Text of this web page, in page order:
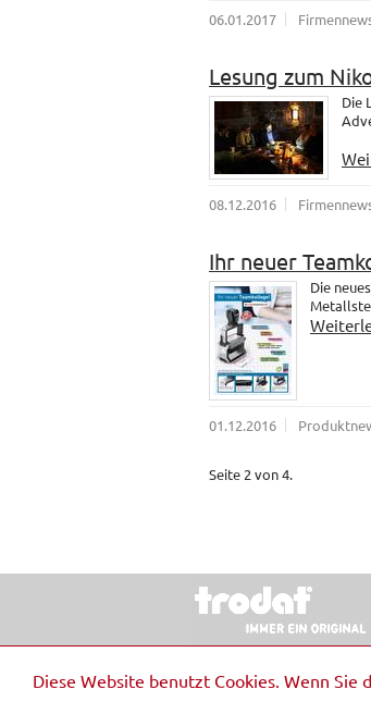
Diese Website benutzt Cookies. Wenn
06.01.2017
Lesung zum
Die
08.12.2016
Ihr neuer
Die
01.12.2016
Seite 2 von 4.
© 2026 Stempel &